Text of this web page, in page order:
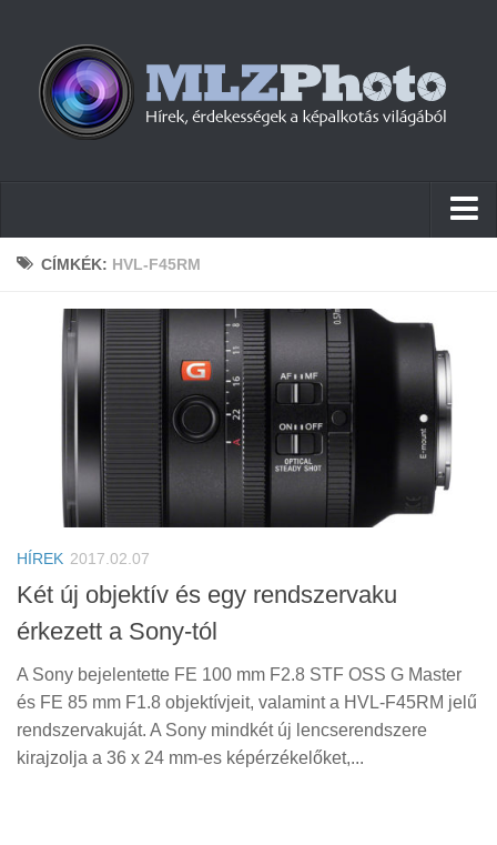
Hírek
Cikkek
Szoftver
Tudástár
Tanácsok
Érdekességek
Helyszíni Riport
E-BB
CÍMKÉK: HVL-F45RM
HÍREK 2017.02.07
Két új objektív és egy rendszervaku
érkezett a Sony-tól
A Sony bejelentette FE 100 mm F2.8 STF OSS G Master
és FE 85 mm F1.8 objektívjeit, valamint a HVL-F45RM jelű
rendszervakuját. A Sony mindkét új lencserendszere
kirajzolja a 36 x 24 mm-es képérzékelőket,...